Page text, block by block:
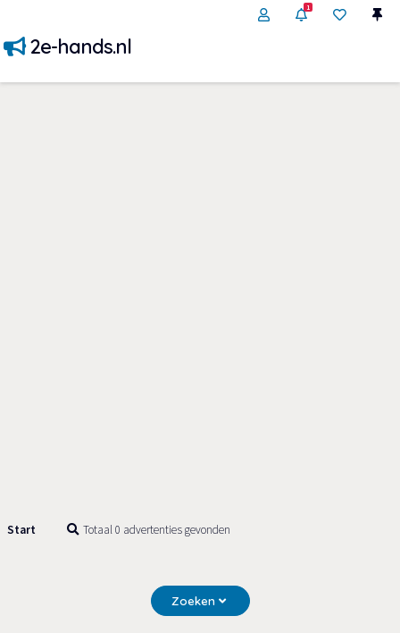
1
2e-hands.nl
Start Totaal 0 advertenties gevonden
Zoeken